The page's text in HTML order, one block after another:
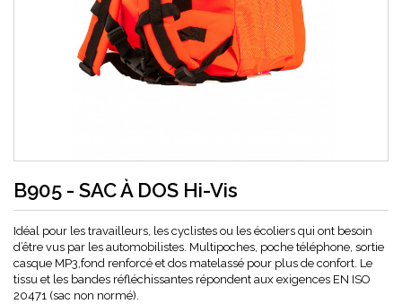
B905 - SAC À DOS Hi-Vis
Idéal pour les travailleurs, les cyclistes ou les écoliers qui ont besoin
d’être vus par les automobilistes. Multipoches, poche téléphone, sortie
casque MP3,fond renforcé et dos matelassé pour plus de confort. Le
tissu et les bandes réfléchissantes répondent aux exigences EN ISO
20471 (sac non normé).